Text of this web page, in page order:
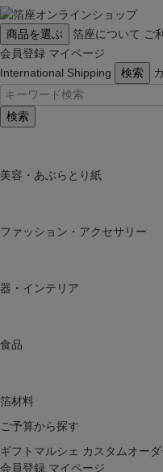
商品を選ぶ 箔座について ご
会員登録 マイページ
International Shipping
検索
検索
美容・あぶらとり紙
ファッション・アクセサリー
器・インテリア
食品
箔材料
ご予算から探す
ギフトマルシェ カスタムオーダ
会員登録 マイページ